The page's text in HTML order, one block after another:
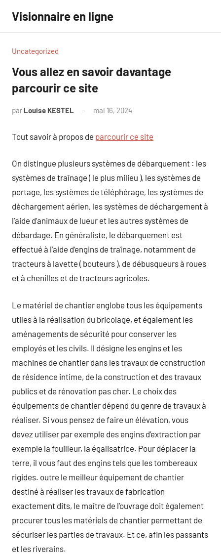
contenu
Visionnaire en ligne
Uncategorized
Vous allez en savoir davantage
parcourir ce site
par Louise KESTEL mai 16, 2024
Tout savoir à propos de parcourir ce site
On distingue plusieurs systèmes de débarquement : les
systèmes de traînage ( le plus milieu ), les systèmes de
portage, les systèmes de téléphérage, les systèmes de
déchargement aérien, les systèmes de déchargement à
l’aide d’animaux de lueur et les autres systèmes de
débardage. En généraliste, le débarquement est
effectué à l’aide d’engins de traînage, notamment de
tracteurs à lavette ( bouteurs ), de débusqueurs à roues
et à chenilles et de tracteurs agricoles.
Le matériel de chantier englobe tous les équipements
utiles à la réalisation du bricolage, et également les
aménagements de sécurité pour conserver les
employés et les civils. Il désigne les engins et les
machines de chantier dans les travaux de construction
de résidence intime, de la construction et des travaux
publics et de rénovation pas cher. Le choix des
équipements de chantier dépend du genre de travaux à
réaliser. Si vous pensez de faire un élévation, vous
devez utiliser par exemple des engins d’extraction par
exemple la fouilleur, la égalisatrice. Pour déplacer la
terre, il vous faut des engins tels que les tombereaux
rigides. outre le meilleur équipement de chantier
destiné à réaliser les travaux de fabrication
exactement dits, le maître de l’ouvrage doit également
procurer tous les matériels de chantier permettant de
sécuriser les parties de travaux. Et ce, afin les passants
et les riverains.